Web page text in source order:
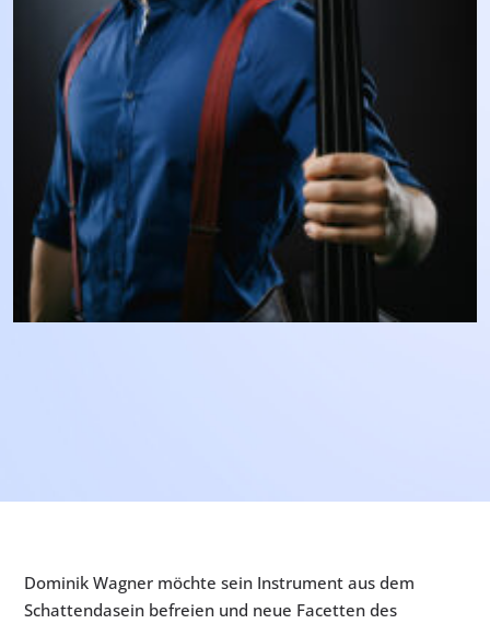
Dominik Wagner möchte sein Instrument aus dem
Schattendasein befreien und neue Facetten des